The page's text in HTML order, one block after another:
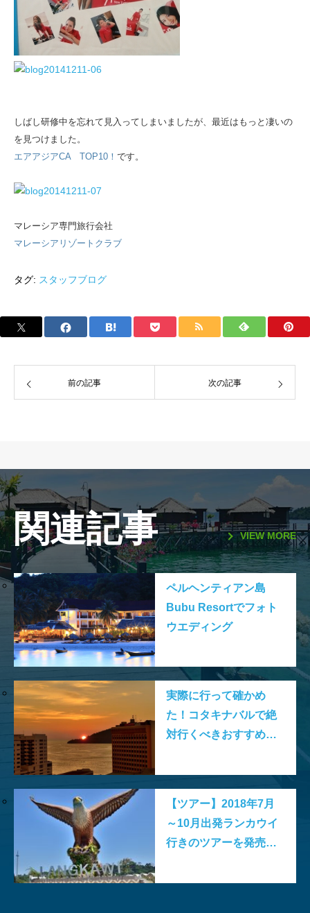
しばし研修中を忘れて見入ってしまいましたが、最近はもっと凄いの
を見つけました。
エアアジアCA TOP10！ です。
マレーシア専門旅行会社
マレーシアリゾートクラブ
タグ: スタッフブログ
前の記事 次の記事
関連記事 VIEW MORE
ペルヘンティアン島
Bubu Resortでフォト
ウエディング
実際に行って確かめ
た！コタキナバルで絶
対行くべきおすすめス
【ツアー】2018年7月
～10月出発ランカウイ
行きのツアーを発売し